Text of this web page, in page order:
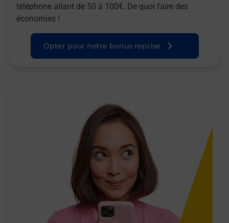
téléphone allant de 50 à 100€. De quoi faire des
économies !
Opter pour notre bonus reprise